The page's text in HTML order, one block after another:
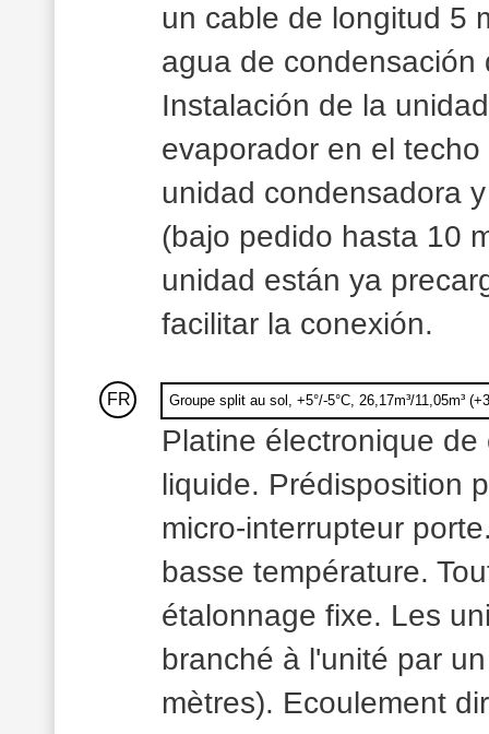
un cable de longitud 5
agua de
Instalación de la
evaporador en el
unidad condensadora
(bajo pedido hasta 10
unidad están ya
facilitar la conexión.
FR Groupe split au sol, +5°/-5°C, 26,17m³/11,05m³
Platine électronique
liquide. Prédisposition
micro-interrupteur
basse température.
étalonnage fixe. Les
branché à l'unité par
mètres). Ecoulement